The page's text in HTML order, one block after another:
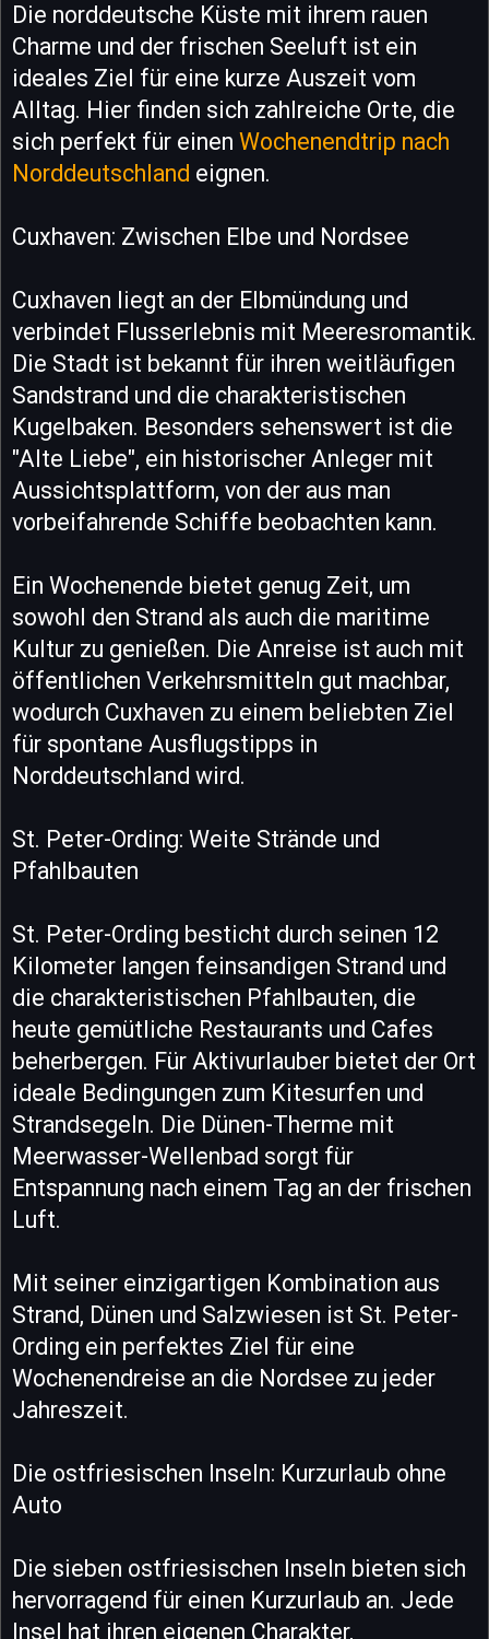
Die norddeutsche Küste mit ihrem rauen
Charme und der frischen Seeluft ist ein
ideales Ziel für eine kurze Auszeit vom
Alltag. Hier finden sich zahlreiche Orte, die
sich perfekt für einen Wochenendtrip nach
Norddeutschland eignen.
Cuxhaven: Zwischen Elbe und Nordsee
Cuxhaven liegt an der Elbmündung und
verbindet Flusserlebnis mit Meeresromantik.
Die Stadt ist bekannt für ihren weitläufigen
Sandstrand und die charakteristischen
Kugelbaken. Besonders sehenswert ist die
"Alte Liebe", ein historischer Anleger mit
Aussichtsplattform, von der aus man
vorbeifahrende Schiffe beobachten kann.
Ein Wochenende bietet genug Zeit, um
sowohl den Strand als auch die maritime
Kultur zu genießen. Die Anreise ist auch mit
öffentlichen Verkehrsmitteln gut machbar,
wodurch Cuxhaven zu einem beliebten Ziel
für spontane Ausflugstipps in
Norddeutschland wird.
St. Peter-Ording: Weite Strände und
Pfahlbauten
St. Peter-Ording besticht durch seinen 12
Kilometer langen feinsandigen Strand und
die charakteristischen Pfahlbauten, die
heute gemütliche Restaurants und Cafes
beherbergen. Für Aktivurlauber bietet der Ort
ideale Bedingungen zum Kitesurfen und
Strandsegeln. Die Dünen-Therme mit
Meerwasser-Wellenbad sorgt für
Entspannung nach einem Tag an der frischen
Luft.
Mit seiner einzigartigen Kombination aus
Strand, Dünen und Salzwiesen ist St. Peter-
Ording ein perfektes Ziel für eine
Wochenendreise an die Nordsee zu jeder
Jahreszeit.
Die ostfriesischen Inseln: Kurzurlaub ohne
Auto
Die sieben ostfriesischen Inseln bieten sich
hervorragend für einen Kurzurlaub an. Jede
Insel hat ihren eigenen Charakter,